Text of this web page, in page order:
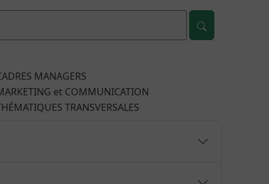
MANAGERS
et COMMUNICATION
TRANSVERSALES